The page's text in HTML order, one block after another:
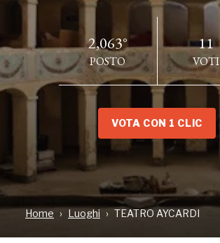
2,063°
POSTO
11
VOTI
VOTA CON 1 CLIC
Home Luoghi TEATRO AYCARDI
Piazza Aicardi, 8, FINALE LIGURE, SV
LUOGO ACCESSIBILE